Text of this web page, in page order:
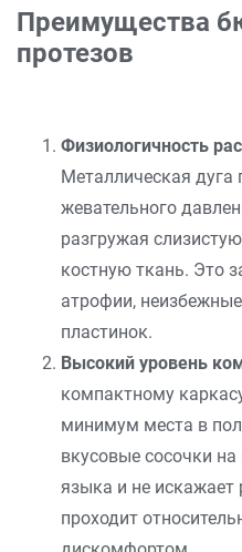
Преимущества
протезов
Физиологичность
Металлическая дуга
жевательного
разгружая
костную ткань. Это
атрофии,
пластинок.
Высокий уровень
компактному
минимум места в
вкусовые сосочки
языка и не искажает
проходит